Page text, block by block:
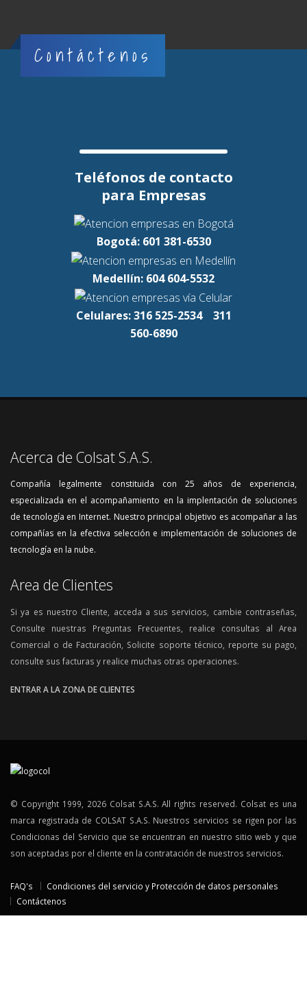
Contáctenos
Teléfonos de contacto
para Empresas
Bogotá: 601 381-6530
Medellín: 604 604-5532
Celulares: 316 525-2534
311
560-6890
Acerca de Colsat S.A.S.
Compañía legalmente constituida con 25 años de experiencia,
especializada en el acompañamiento en la implentación de soluciones
de tecnología en Internet. Nuestro principal objetivo es acompañar a las
compañías en la efectiva selección e implementación de soluciones de
tecnología en la nube.
Area de Clientes
Si ya es nuestro Cliente, acceda a sus servicios, cambie contraseñas,
Consulte nuestras Preguntas Frecuentes, realice consultas al Area
Comercial o de Facturación, Solicite soporte técnico, reporte su pago,
consulte sus facturas y realice muchas otras operaciones.
ENTRAR A LA ZONA DE CLIENTES
© Copyright 1999, 2026 Colsat S.A.S. All rights reserved. Colsat es una
marca registrada de COLSAT S.A.S. Nuestros servicios se rigen por las
Condicionas del Servicio que se encuentran en nuestro sitio web y que
son aceptadas por el cliente en la contratación de nuestros servicios.
FAQ's
Condiciones del servicio y Protección de datos personales
Contáctenos